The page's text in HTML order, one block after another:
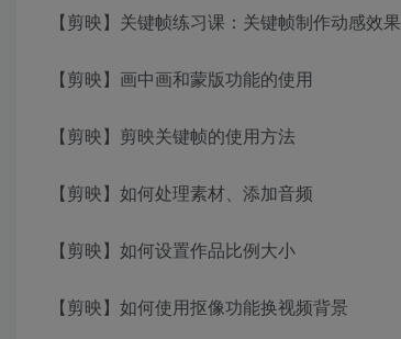
【剪映】关键帧练习课：关键帧制作动感效果
【剪映】画中画和蒙版功能的使用
【剪映】剪映关键帧的使用方法
【剪映】如何处理素材、添加音频
【剪映】如何设置作品比例大小
【剪映】如何使用抠像功能换视频背景